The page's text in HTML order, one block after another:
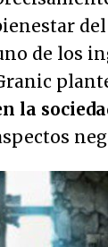
de los
la